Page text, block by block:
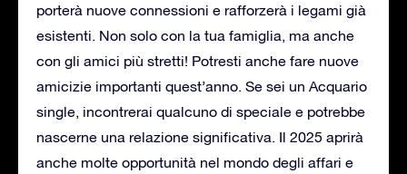
porterà nuove connessioni e rafforzerà i legami già
esistenti. Non solo con la tua famiglia, ma anche
con gli amici più stretti! Potresti anche fare nuove
amicizie importanti quest’anno. Se sei un Acquario
single, incontrerai qualcuno di speciale e potrebbe
nascerne una relazione significativa. Il 2025 aprirà
anche molte opportunità nel mondo degli affari e